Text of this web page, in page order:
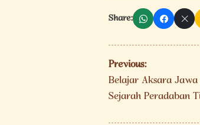
Share:
Navigasi
pos
Previous:
Belajar Aksara
Sejarah Peradaban